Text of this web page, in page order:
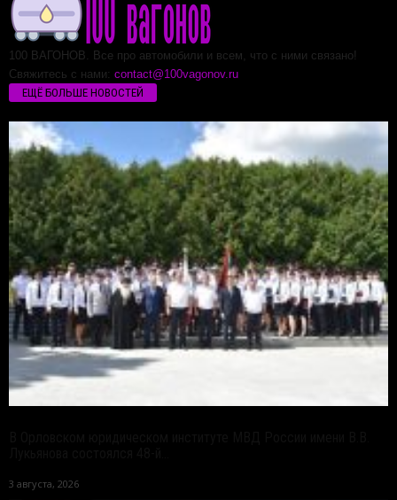
100 ВАГОНОВ. Все про автомобили и всем, что с ними связано!
Свяжитесь с нами: contact@100vagonov.ru
ЕЩЁ БОЛЬШЕ НОВОСТЕЙ
3 августа, 2026